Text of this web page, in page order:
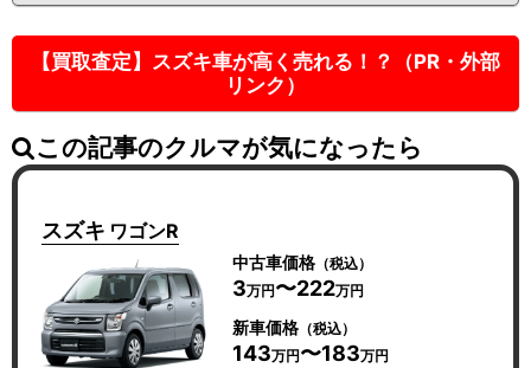
【買取査定】スズキ車が高く売れる！？（PR・外部
リンク）
この記事のクルマが気になったら
スズキ ワゴンR
中古車価格（税込）
3万円〜222万円
新車価格（税込）
143万円〜183万円